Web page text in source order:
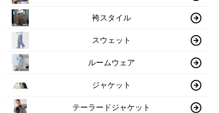
袴スタイル
スウェット
ルームウェア
ジャケット
テーラードジャケット